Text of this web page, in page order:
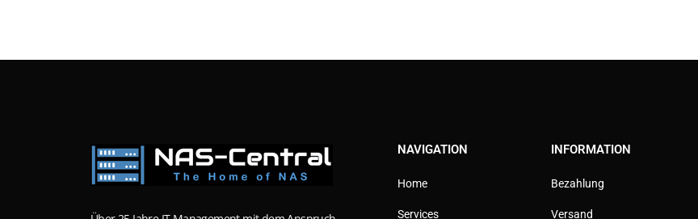
NAVIGATION
Home
Services
INFORMATION
Bezahlung
Versand